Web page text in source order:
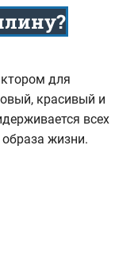
для
красивый и
всех
жизни.